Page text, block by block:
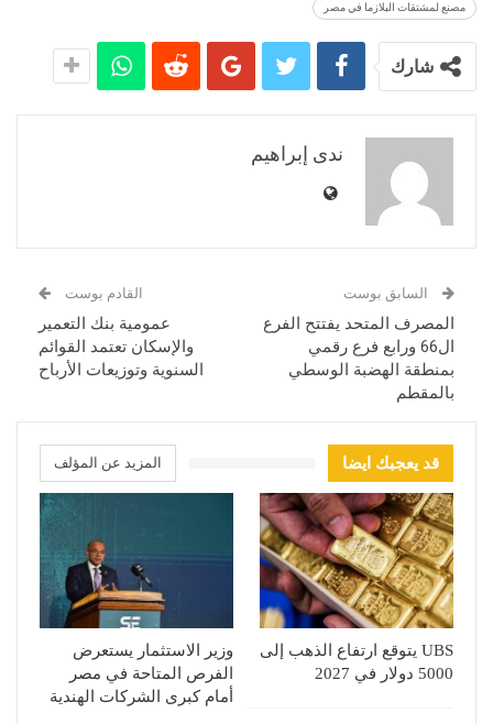
مصنع لمشتقات البلازما في مصر
شارك
ندى إبراهيم
السابق بوست
المصرف المتحد يفتتح الفرع
ال66 ورابع فرع رقمي
بمنطقة الهضبة الوسطي
بالمقطم
القادم بوست
عمومية بنك التعمير
والإسكان تعتمد القوائم
السنوية وتوزيعات الأرباح
قد يعجبك ايضا المزيد عن المؤلف
UBS يتوقع ارتفاع الذهب إلى
5000 دولار في 2027
وزير الاستثمار يستعرض
الفرص المتاحة في مصر
أمام كبرى الشركات الهندية